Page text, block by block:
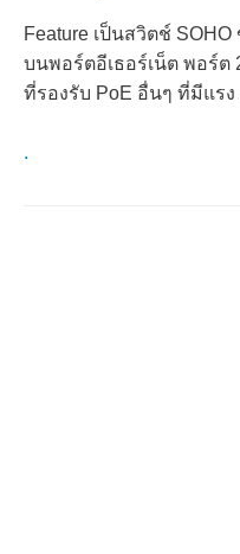
Feature เป็นสวิตช์
บนพอร์ตอีเธอร์เน็ต พอร์
ที่รองรับ PoE อื่นๆ ที่มีแร
.